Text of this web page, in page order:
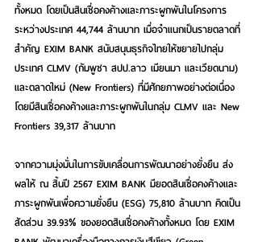
ทั้งหมด โดยเป็นสินเชื่อคงค้างและภาระผูกพันในโครงการ
ระหว่างประเทศ 44,744 ล้านบาท เมื่อจำแนกเป็นรายตลาดที่
สำคัญ EXIM BANK สนับสนุนธุรกิจไทยให้ขยายไปกลุ่ม
ประเทศ CLMV (กัมพูชา สปป.ลาว เมียนมา และเวียดนาม)
และตลาดใหม่ (New Frontiers) ที่มีศักยภาพอย่างต่อเนื่อง
โดยมีสินเชื่อคงค้างและภาระผูกพันในกลุ่ม CLMV และ New
Frontiers 39,317 ล้านบาท
จากความมุ่งมั่นในการขับเคลื่อนการพัฒนาอย่างยั่งยืน ส่ง
ผลให้ ณ สิ้นปี 2567 EXIM BANK มียอดสินเชื่อคงค้างและ
ภาระผูกพันเพื่อความยั่งยืน (ESG) 75,810 ล้านบาท คิดเป็น
สัดส่วน 39.93% ของยอดสินเชื่อคงค้างทั้งหมด โดย EXIM